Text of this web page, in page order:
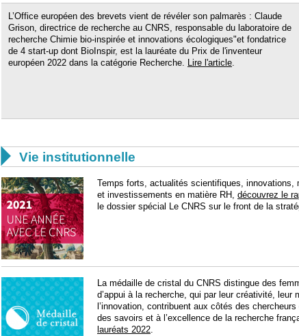
L’Office européen des brevets vient de révéler son palmarès : Claude
Grison, directrice de recherche au CNRS, responsable du laboratoire de
recherche Chimie bio-inspirée et innovations écologiques"et fondatrice
de 4 start-up dont BioInspir, est la lauréate du Prix de l'inventeur
européen 2022 dans la catégorie Recherche. Lire l'article.
 Vie institutionnelle
Temps forts, actualités scientifiques, innovations,
et investissements en matière RH, découvrez le
le dossier spécial Le CNRS sur le front de la
La médaille de cristal du CNRS distingue des
d’appui à la recherche, qui par leur créativité,
l’innovation, contribuent aux côtés des
des savoirs et à l’excellence de la recherche
lauréats 2022.